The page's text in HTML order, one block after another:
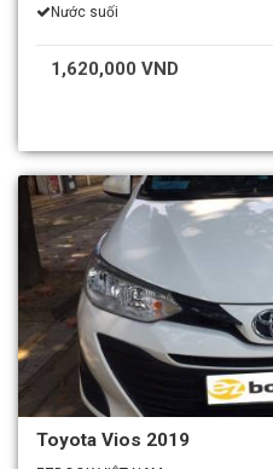
Nước suối
1,620,000 VND
Toyota Vios 2019